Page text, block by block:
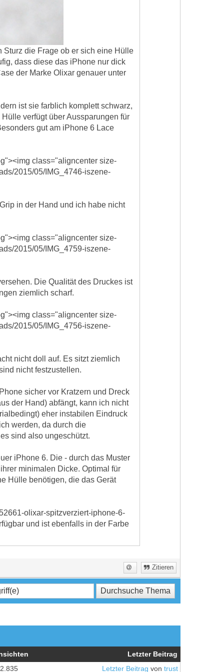
Sturz die Frage ob er sich eine Hülle
dass diese das iPhone nur dick
der Marke Olixar genauer unter
ist sie farblich komplett schwarz,
verfügt über Aussparungen für
gut am iPhone 6 Lace
class="aligncenter size-
2015/05/IMG_4746-iszene-
in der Hand und ich habe nicht
class="aligncenter size-
2015/05/IMG_4759-iszene-
Die Qualität des Druckes ist
ziemlich scharf.
class="aligncenter size-
2015/05/IMG_4756-iszene-
nicht doll auf. Es sitzt ziemlich
nicht festzustellen.
sicher vor Kratzern und Dreck
der Hand) abfängt, kann ich nicht
eher instabilen Eindruck
werden, da durch die
sind also ungeschützt.
iPhone 6. Die - durch das Muster
minimalen Dicke. Optimal für
Hülle benötigen, die das Gerät
olixar-spitzverziert-iphone-6-
und ist ebenfalls in der Farbe
Zitieren
Letzter Beitrag
2.835
Letzter Beitrag von trust